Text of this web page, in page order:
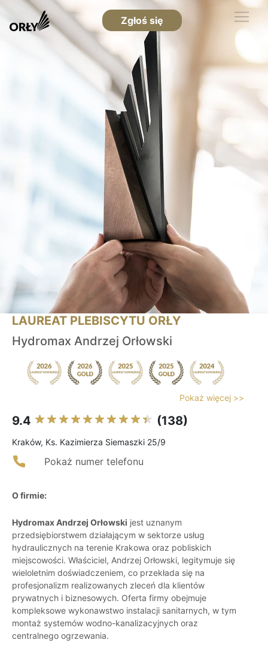
Zgłoś się
LAUREAT PLEBISCYTU ORŁY
Hydromax Andrzej Orłowski
Pokaż więcej >>
9.4 (138)
Kraków, Ks. Kazimierza Siemaszki 25/9
Pokaż numer telefonu
O firmie:
Hydromax Andrzej Orłowski jest uznanym
przedsiębiorstwem działającym w sektorze usług
hydraulicznych na terenie Krakowa oraz pobliskich
miejscowości. Właściciel, Andrzej Orłowski, legitymuje się
wieloletnim doświadczeniem, co przekłada się na
profesjonalizm realizowanych zleceń dla klientów
prywatnych i biznesowych. Oferta firmy obejmuje
kompleksowe wykonawstwo instalacji sanitarnych, w tym
montaż systemów wodno-kanalizacyjnych oraz
centralnego ogrzewania.